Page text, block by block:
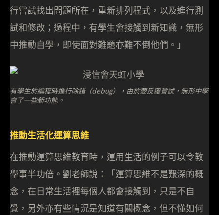
行嘗試找出問題所在，重新排列程式，以及進行測
試和修改；過程中，有學生會接觸到新知識，無形
中推動自學，即使面對難題亦難不倒他們。」
有學生於編程時進行除錯（debug），由於要反覆嘗試，無形中學
會了一些新功能。
推動生活化運算思維
在推動運算思維教育時，運用生活的例子可以令教
學事半功倍。劉老師說：「運算思維不是艱深的概
念，在日常生活裡每個人都會接觸到，只是不自
覺，另外亦有些情況是知道有關概念，但不懂如何